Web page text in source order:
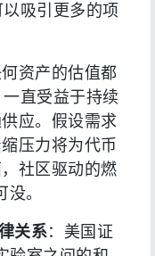
吸引更多的项
资产的估值都
直受益于持续
应。假设需求
压力将为代币
社区驱动的燃
。
关系：美国证